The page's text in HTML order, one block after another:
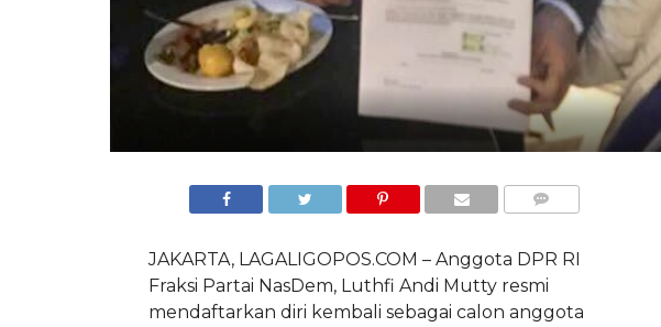
JAKARTA, LAGALIGOPOS.COM – Anggota DPR RI
Fraksi Partai NasDem, Luthfi Andi Mutty resmi
mendaftarkan diri kembali sebagai calon anggota